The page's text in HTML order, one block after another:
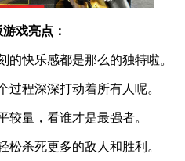
戏亮点：
的快乐感都是那么的独特啦。
过程深深打动着所有人呢。
较量，看谁才是最强者。
松杀死更多的敌人和胜利。